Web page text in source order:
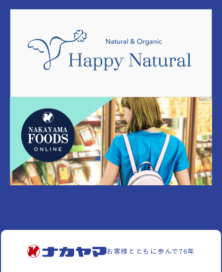
お客様とともに歩んで76年